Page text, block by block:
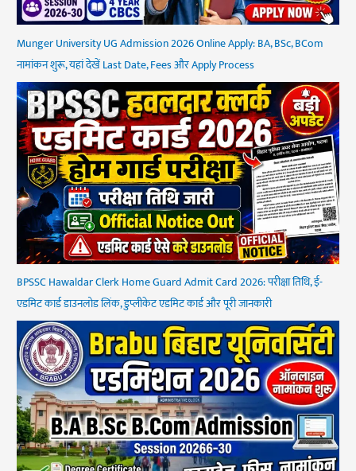
Munger University UG Admission 2026 Online Apply: BA, BSc, BCom
नामांकन शुरू, यहां देखें Last Date, Fees और Apply Process
BPSSC Hawaldar Clerk Home Guard Admit Card 2026: परीक्षा तिथि, ई-
एडमिट कार्ड डाउनलोड लिंक, डुप्लीकेट एडमिट कार्ड और पूरी जानकारी